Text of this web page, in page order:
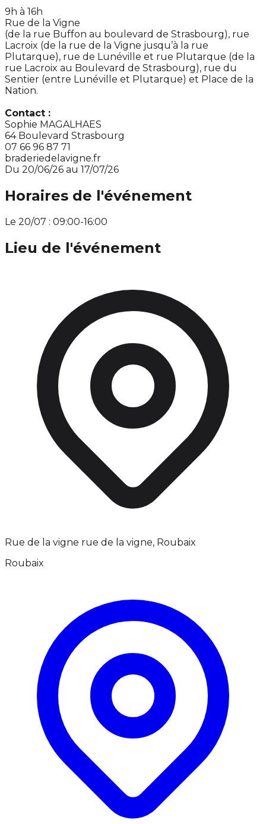
9h à 16h
Rue de la Vigne
(de la rue Buffon au boulevard de Strasbourg), rue
Lacroix (de la rue de la Vigne jusqu’à la rue
Plutarque), rue de Lunéville et rue Plutarque (de la
rue Lacroix au Boulevard de Strasbourg), rue du
Sentier (entre Lunéville et Plutarque) et Place de la
Nation.
Contact :
Sophie MAGALHAES
64 Boulevard Strasbourg
07 66 96 87 71
braderiedelavigne.fr
Du 20/06/26 au 17/07/26
Horaires de l'événement
Le 20/07 : 09:00-16:00
Lieu de l'événement
Rue de la vigne rue de la vigne, Roubaix
Roubaix